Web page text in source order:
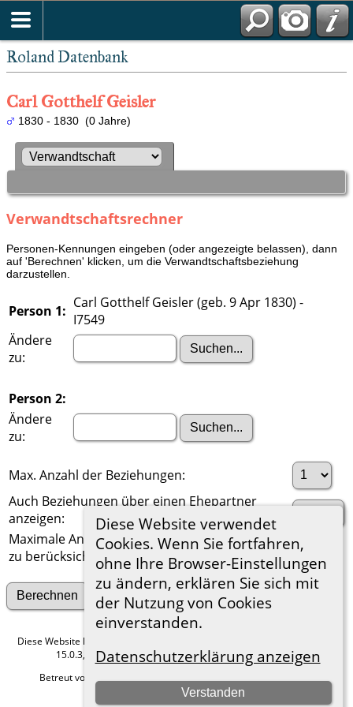
Roland Datenbank
Diese Website verwendet
Cookies. Wenn Sie fortfahren,
ohne Ihre Browser-Einstellungen
zu ändern, erklären Sie sich mit
der Nutzung von Cookies
einverstanden.
Datenschutzerklärung anzeigen
Verstanden
Carl Gotthelf Geisler
1830 - 1830 (0 Jahre)
Verwandtschaftsrechner
Personen-Kennungen eingeben (oder angezeigte belassen), dann
auf 'Berechnen' klicken, um die Verwandtschaftsbeziehung
darzustellen.
Person 1: Carl Gotthelf Geisler (geb. 9 Apr 1830) -
I7549
Ändere
zu:
Person 2:
Ändere
zu:
Max. Anzahl der Beziehungen:
Auch Beziehungen über einen Ehepartner
anzeigen:
Maximale Anzahl der
zu berücksichtigenden Generationen:
Suche nach anderen Verbindungen
Diese Website läuft mit
15.0.3, programmiert von Darrin Lythgoe © 2001-2026.
Betreut von
Hier geht es zum Impressum